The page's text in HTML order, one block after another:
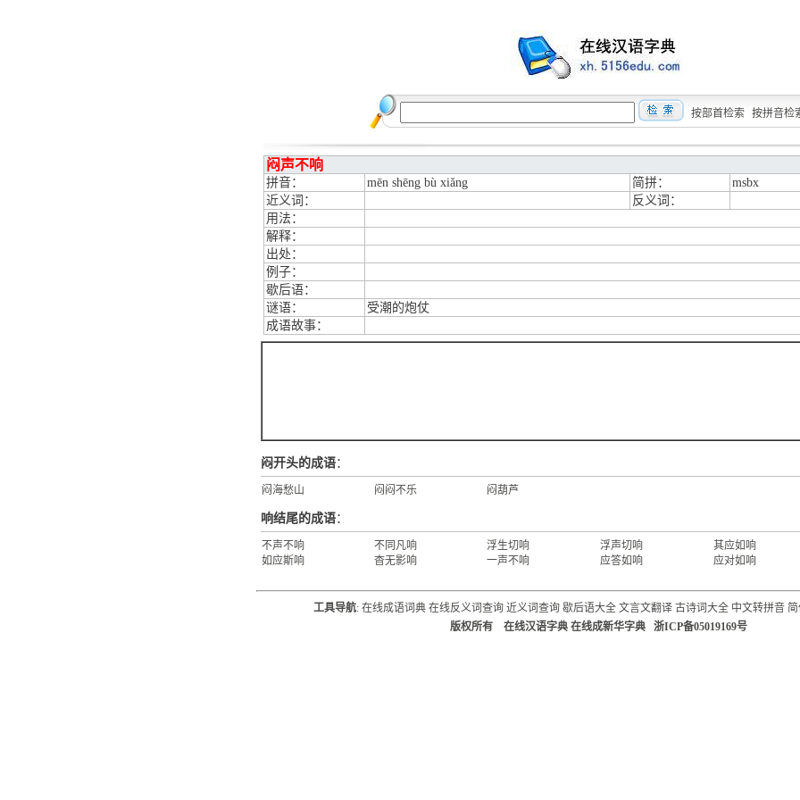
按部首检索 按拼音检
闷声不响
拼音： mēn shēng bù xiǎng 简拼：
msbx
近义词：
反义词：
用法：
解释：
出处：
例子：
歇后语：
谜语：
受潮的炮仗
成语故事：
闷开头的成语：
闷海愁山 闷闷不乐 闷葫芦
响结尾的成语：
不声不响 不同凡响 浮生切响 浮声切响
其应如响
如应斯响
杳无影响 一声不响 应答如响 应对如响
工具导航: 在线成语词典 在线反义词查询 近义词查询 歇后语大全 文言文翻译 古诗词大全 中文转拼音
版权所有 在线汉语字典 在线成新华字典 浙ICP备05019169号